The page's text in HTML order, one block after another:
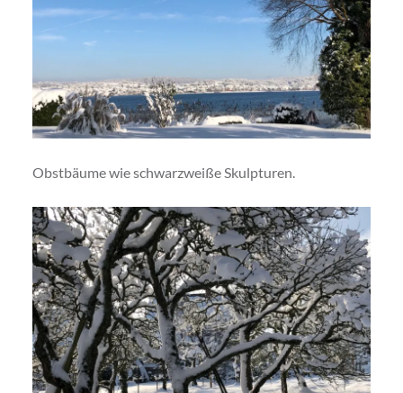
Obstbäume wie schwarzweiße Skulpturen.